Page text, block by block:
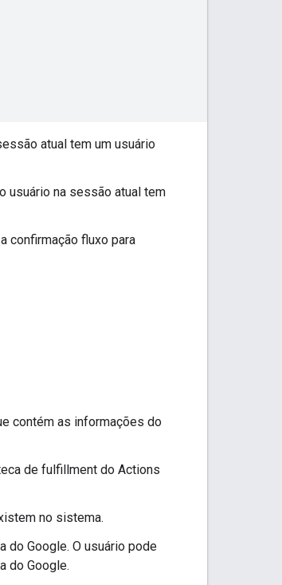
atual tem um usuário
usuário na sessão atual tem
confirmação fluxo para
contém as informações do
de fulfillment do Actions
no sistema.
do Google. O usuário pode
do Google.